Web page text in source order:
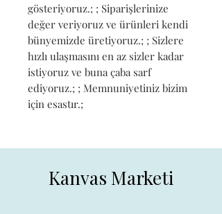
gösteriyoruz.; ; Siparişlerinize
değer veriyoruz ve ürünleri kendi
bünyemizde üretiyoruz.; ; Sizlere
hızlı ulaşmasını en az sizler kadar
istiyoruz ve buna çaba sarf
ediyoruz.; ; Memnuniyetiniz bizim
için esastır.;
Kanvas Marketi